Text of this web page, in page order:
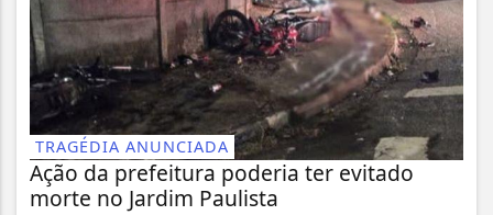
TRAGÉDIA ANUNCIADA
Ação da prefeitura poderia ter evitado
morte no Jardim Paulista